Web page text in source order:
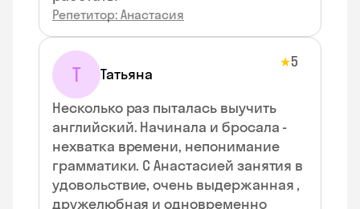
Репетитор: Анастасия
Т Татьяна
★5
Несколько раз пыталась выучить
английский. Начинала и бросала -
нехватка времени, непонимание
грамматики. С Анастасией занятия в
удовольствие, очень выдержанная ,
дружелюбная и одновременно